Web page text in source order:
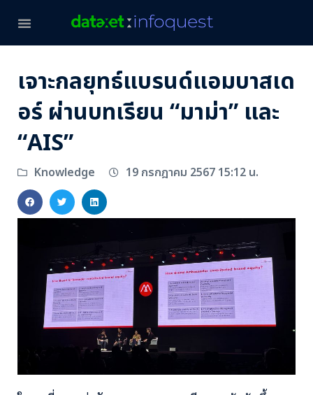
เจาะกลยุทธ์แบรนด์แอมบาสเด
อร์ ผ่านบทเรียน “มาม่า” และ
“AIS”
Knowledge 19 กรกฎาคม 2567 15:12 น.